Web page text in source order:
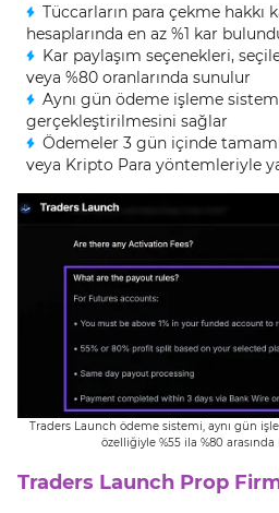
Tüccarların para çekme
hesaplarında en az %1 kar
Kar paylaşım seçenekleri,
veya %80 oranlarında sunulur
Aynı gün ödeme işleme
gerçekleştirilmesini sağlar
Ödemeler 3 gün içinde
veya Kripto Para yöntemleriyle
Traders Launch ödeme sistemi, aynı gün
özelliğiyle %55 ila %80 arasında
Traders Launch Prop